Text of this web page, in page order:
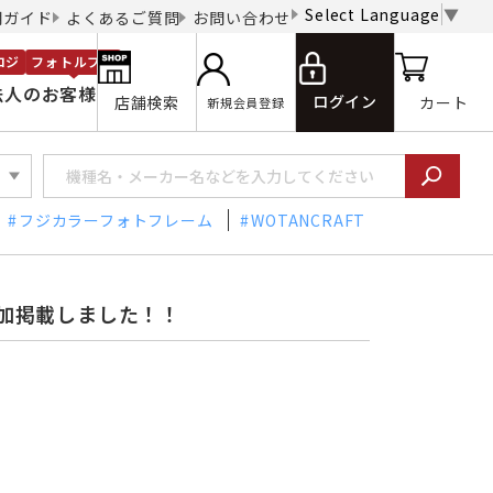
イド よくあるご質問 お問い合わせ Select Language ▼
のお客様
ジ フォトルプロ
店舗検索 新規会員登録 ログイン カート
フジカラーフォトフレーム WOTANCRAFT
載しました！！